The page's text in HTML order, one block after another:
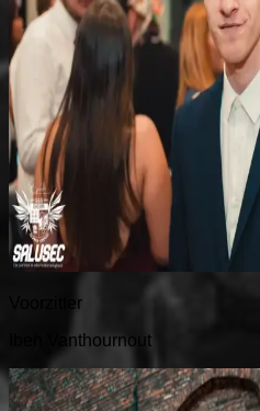
Voorzitter
Iben Vanthournout